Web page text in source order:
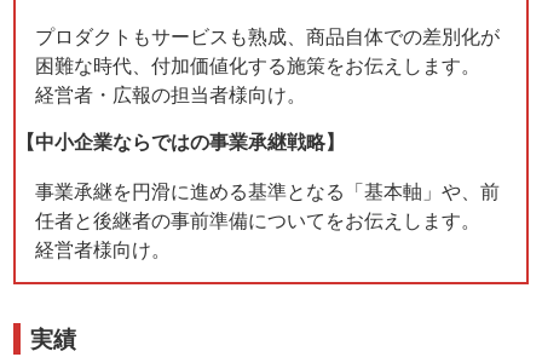
プロダクトもサービスも熟成、商品自体での差別化が
困難な時代、付加価値化する施策をお伝えします。
経営者・広報の担当者様向け。
【中小企業ならではの事業承継戦略】
事業承継を円滑に進める基準となる「基本軸」や、前
任者と後継者の事前準備についてをお伝えします。
経営者様向け。
実績